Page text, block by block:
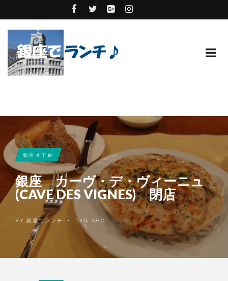
銀座４丁目
銀座 カーヴ・デ・ヴィーニュ
(CAVE DES VIGNES) 閉店
BY 銀座でランチ • 13年 AGO